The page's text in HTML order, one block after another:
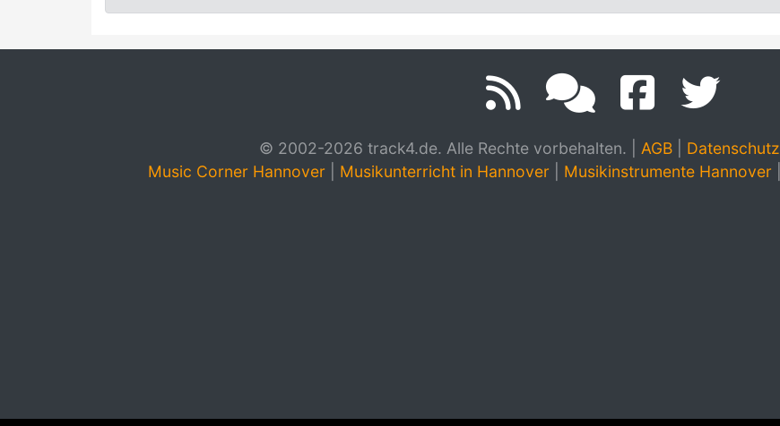
© 2002-2026 track4.de. Alle Rechte vorbehalten. AGB| Datenschutz
Music Corner Hannover
Musikunterricht in Hannover Musikinstrumente Hannover